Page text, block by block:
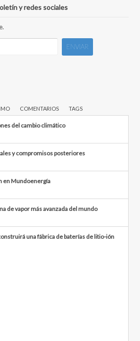
y redes sociales
COMENTARIOS TAGS
del cambio climático
y compromisos posteriores
en Mundoenergía
de vapor más avanzada del mundo
una fábrica de baterías de litio-ión